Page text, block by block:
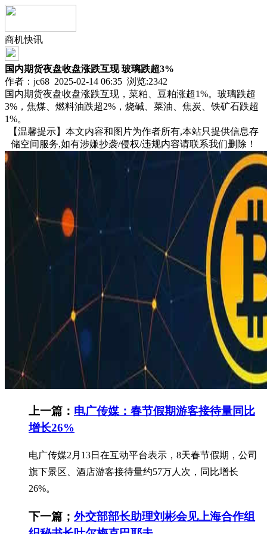
商机快讯
​国内期货夜盘收盘涨跌互现 玻璃跌超3%
作者：jc68 2025-02-14 06:35 浏览:2342
国内期货夜盘收盘涨跌互现，菜粕、豆粕涨超1%。玻璃跌超
3%，焦煤、燃料油跌超2%，烧碱、菜油、焦炭、铁矿石跌超
1%。
【温馨提示】本文内容和图片为作者所有,本站只提供信息存
储空间服务,如有涉嫌抄袭/侵权/违规内容请联系我们删除！
上一篇： 电广传媒：春节假期游客接待量同比
增长26%
电广传媒2月13日在互动平台表示，8天春节假期，公司
旗下景区、酒店游客接待量约57万人次，同比增长
26%。
下一篇； 外交部部长助理刘彬会见上海合作组